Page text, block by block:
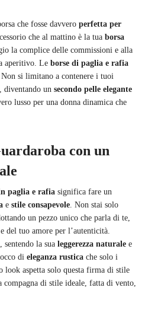
che fosse davvero perfetta per
che al mattino è la tua borsa
la complice delle commissioni e alla
aperitivo. Le borse di paglia e rafia
si limitano a contenere i tuoi
diventando un secondo pelle elegante
lusso per una donna dinamica che
con un
paglia e rafia significa fare un
e stile consapevole. Non stai solo
un pezzo unico che parla di te,
del tuo amore per l’autenticità.
la sua leggerezza naturale e
di eleganza rustica che solo i
aspetta solo questa firma di stile
compagna di stile ideale, fatta di vento,